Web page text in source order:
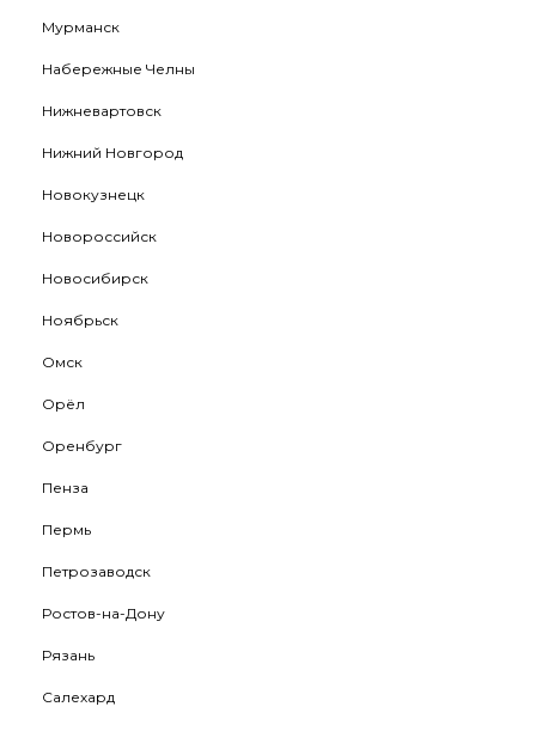
Мурманск
Набережные Челны
Нижневартовск
Нижний Новгород
Новокузнецк
Новороссийск
Новосибирск
Ноябрьск
Омск
Орёл
Оренбург
Пенза
Пермь
Петрозаводск
Ростов-на-Дону
Рязань
Салехард